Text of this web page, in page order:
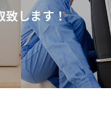
致します！